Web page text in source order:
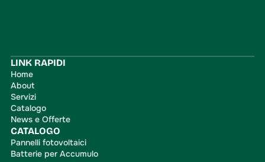
LINK RAPIDI
Home
About
Servizi
Catalogo
News e Offerte
CATALOGO
Pannelli fotovoltaici
Batterie per Accumulo